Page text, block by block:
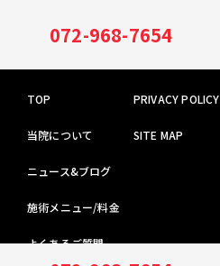
072-968-7654
TOP
当院について
ニュース&ブログ
施術メニュー/料金
よくあるご質問
PRIVACY POLICY
SITE MAP